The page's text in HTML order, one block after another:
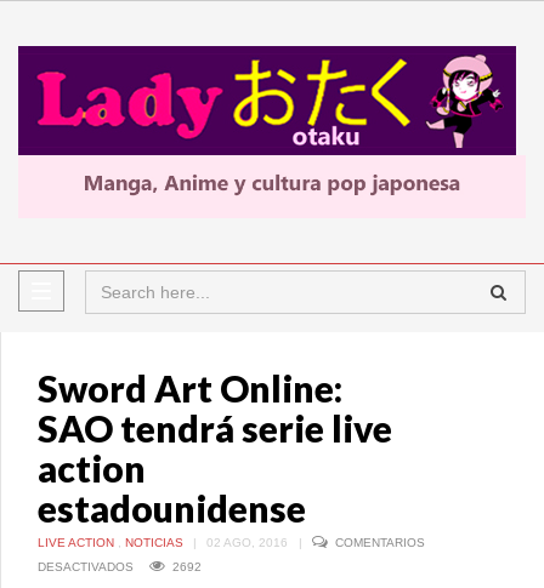
Sword Art Online:
SAO tendrá serie live
action
estadounidense
LIVE ACTION , NOTICIAS | 02 AGO, 2016 |
COMENTARIOS
DESACTIVADOS
2692